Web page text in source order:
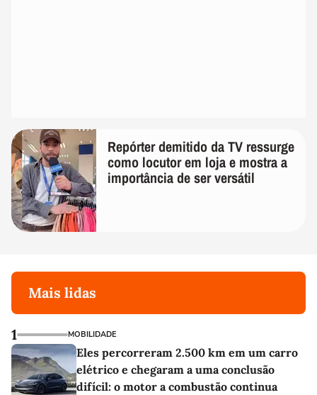
Repórter demitido da TV ressurge
como locutor em loja e mostra a
importância de ser versátil
Mais lidas
1 MOBILIDADE
Eles percorreram 2.500 km em um carro
elétrico e chegaram a uma conclusão
difícil: o motor a combustão continua